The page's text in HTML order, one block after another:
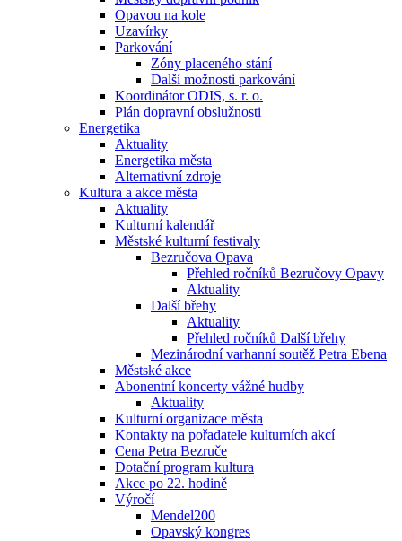
Opavou na kole
Uzavírky
Parkování
Zóny placeného stání
Další možnosti parkování
Koordinátor ODIS, s. r. o.
Plán dopravní obslužnosti
Energetika
Aktuality
Energetika města
Alternativní zdroje
Kultura a akce města
Aktuality
Kulturní kalendář
Městské kulturní festivaly
Bezručova Opava
Přehled ročníků Bezručovy Opavy
Aktuality
Další břehy
Aktuality
Přehled ročníků Další břehy
Mezinárodní varhanní soutěž Petra Ebena
Městské akce
Abonentní koncerty vážné hudby
Aktuality
Kulturní organizace města
Kontakty na pořadatele kulturních akcí
Cena Petra Bezruče
Dotační program kultura
Akce po 22. hodině
Výročí
Mendel200
Opavský kongres